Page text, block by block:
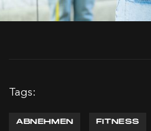
Tags:
ABNEHMEN FITNESS